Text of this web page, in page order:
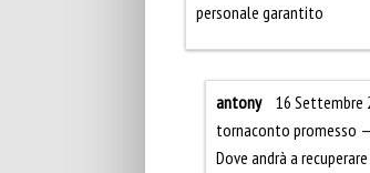
personale garantito
antony
16 Settembre
tornaconto promesso
Dove andrà a